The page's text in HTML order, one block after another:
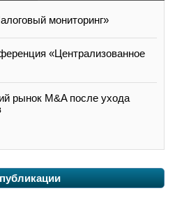
мониторинг»
«Централизованное
рынок M&A после ухода